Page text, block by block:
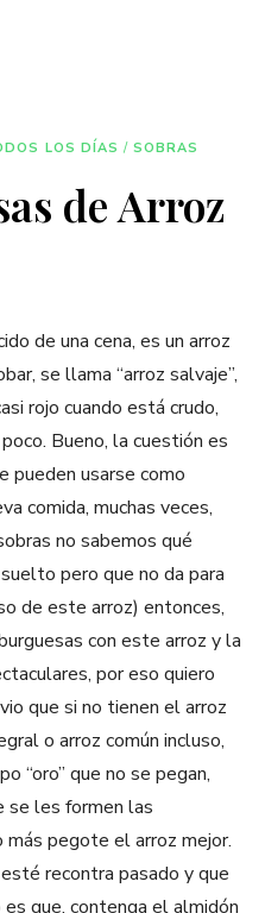
LOS DÍAS / SOBRAS
de Arroz
de una cena, es un arroz
se llama “arroz salvaje”,
rojo cuando está crudo,
Bueno, la cuestión es
pueden usarse como
comida, muchas veces,
no sabemos qué
pero que no da para
de este arroz) entonces,
con este arroz y la
por eso quiero
que si no tienen el arroz
o arroz común incluso,
“oro” que no se pegan,
se les formen las
más pegote el arroz mejor.
recontra pasado y que
que, contenga el almidón